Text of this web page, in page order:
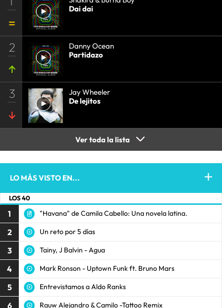
Dai dai
2
Danny Ocean
Partidazo
3
Jay Wheeler
De lejitos
Ver toda la lista
LO MÁS VISTO EN...
LOS 40
1 "Havana" de Camila Cabello: Una novela latina.
2 Un reto por 5 días
3 Tainy, J Balvin - Agua
4 Mark Ronson - Uptown Funk ft. Bruno Mars
5 Entrevistamos a Aldo Ranks
6 Rauw Alejandro & Camilo -Tattoo Remix